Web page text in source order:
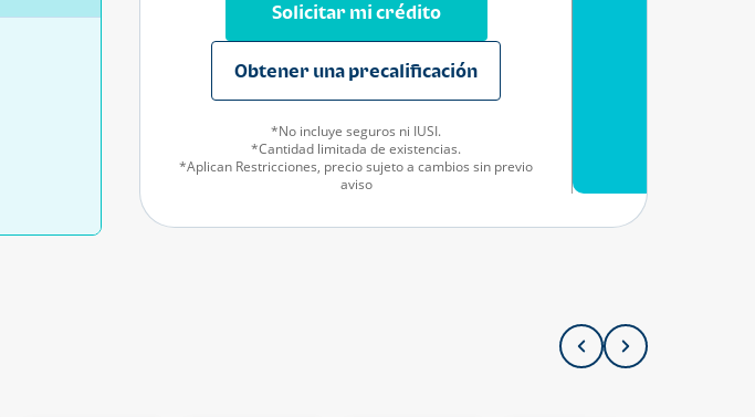
Solicitar mi crédito
Obtener una precalificación
*No incluye seguros ni IUSI.
*Cantidad limitada de existencias.
*Aplican Restricciones, precio sujeto a cambios sin previo
aviso